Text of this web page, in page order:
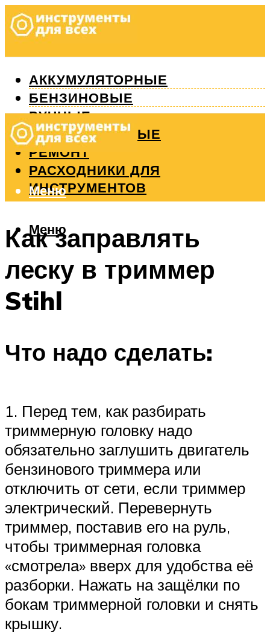
АККУМУЛЯТОРНЫЕ
БЕНЗИНОВЫЕ
РУЧНЫЕ
ИЗМЕРИТЕЛЬНЫЕ
РЕМОНТ
РАСХОДНИКИ ДЛЯ
ИНСТРУМЕНТОВ
Меню
Меню
Как заправлять
леску в триммер
Stihl
Что надо сделать:
1. Перед тем, как разбирать
триммерную головку надо
обязательно заглушить двигатель
бензинового триммера или
отключить от сети, если триммер
электрический. Перевернуть
триммер, поставив его на руль,
чтобы триммерная головка
«смотрела» вверх для удобства её
разборки. Нажать на защёлки по
бокам триммерной головки и снять
крышку.